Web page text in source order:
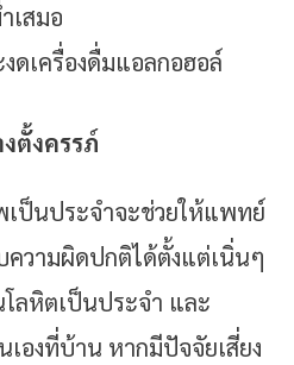
เสมอ
ดเครื่องดื่มแอลกอฮอล์
ตั้งครรภ์
เป็นประจำจะช่วยให้แพทย์
ความผิดปกติได้ตั้งแต่เนิ่นๆ
ลหิตเป็นประจำ และ
องที่บ้าน หากมีปัจจัยเสี่ยง